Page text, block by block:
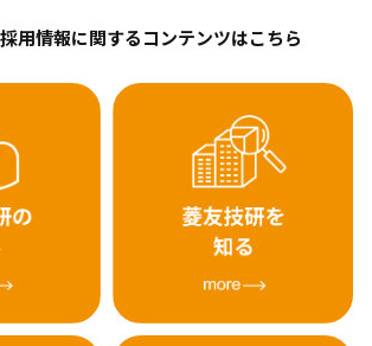
用情報に関するコンテンツはこちら